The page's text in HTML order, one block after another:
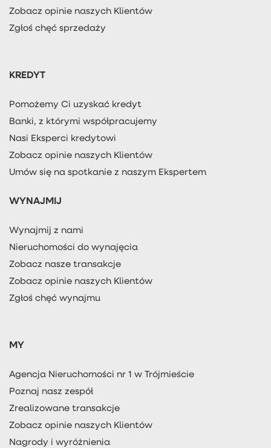
Zobacz opinie naszych Klientów
Zgłoś chęć sprzedaży
KREDYT
Pomożemy Ci uzyskać kredyt
Banki, z którymi współpracujemy
Nasi Eksperci kredytowi
Zobacz opinie naszych Klientów
Umów się na spotkanie z naszym Ekspertem
WYNAJMIJ
Wynajmij z nami
Nieruchomości do wynajęcia
Zobacz nasze transakcje
Zobacz opinie naszych Klientów
Zgłoś chęć wynajmu
MY
Agencja Nieruchomości nr 1 w Trójmieście
Poznaj nasz zespół
Zrealizowane transakcje
Zobacz opinie naszych Klientów
Nagrody i wyróżnienia